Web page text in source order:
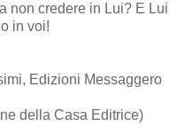
non credere in Lui? E Lui
in voi!
Edizioni Messaggero
della Casa Editrice)